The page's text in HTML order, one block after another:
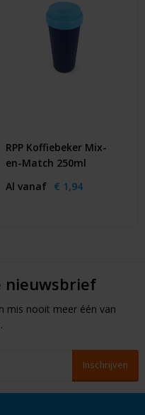
RPP Koffiebeker Mix-
en-Match 250ml
Al vanaf € 1,94
nieuwsbrief
mis nooit meer één van